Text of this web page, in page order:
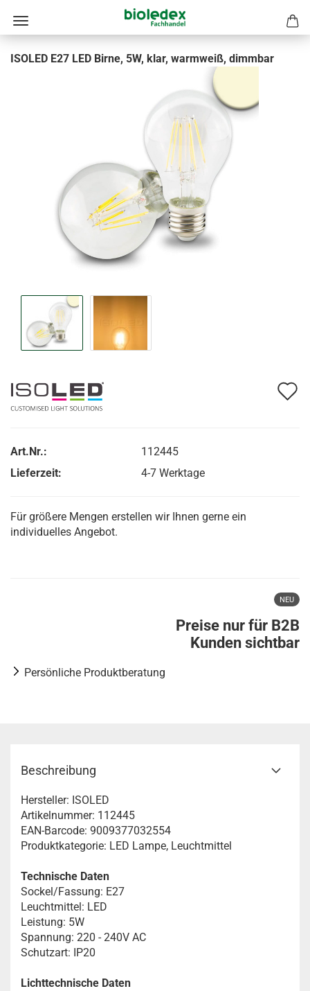
ISOLED E27 LED Birne, 5W, klar, warmweiß, dimmbar
Art.Nr.:
112445
Lieferzeit:
4-7 Werktage
Für größere Mengen erstellen wir Ihnen gerne ein
individuelles Angebot.
NEU
Preise nur für B2B
Kunden sichtbar
Persönliche Produktberatung
Beschreibung
Hersteller: ISOLED
Artikelnummer: 112445
EAN-Barcode: 9009377032554
Produktkategorie: LED Lampe, Leuchtmittel
Technische Daten
Sockel/Fassung: E27
Leuchtmittel: LED
Leistung: 5W
Spannung: 220 - 240V AC
Schutzart: IP20
Lichttechnische Daten